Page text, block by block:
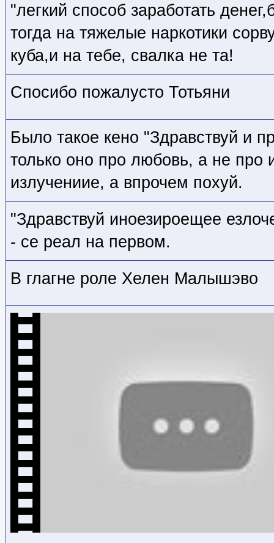
"легкий способ заработать
тогда на тяжелые наркотики
куба,и на тебе, свалка не та!
Спосибо пожалусто Тотьяни
Было такое кено "Здравствуй и
только оно про любовь, а не про
излучениие, а впрочем похуй.
"Здравствуй иноезироещее
- се реал на первом.
В глагне роле Хелен Малышэво